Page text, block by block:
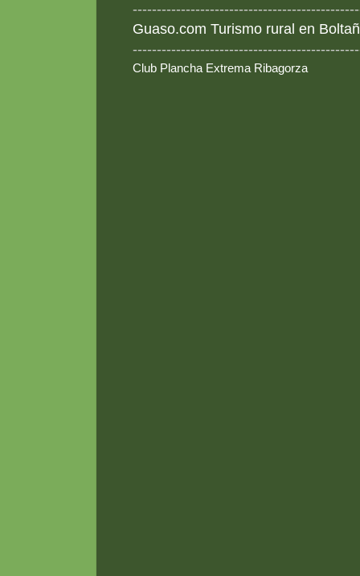
Guaso.com Turismo rural en
Club Plancha Extrema Ribagorza